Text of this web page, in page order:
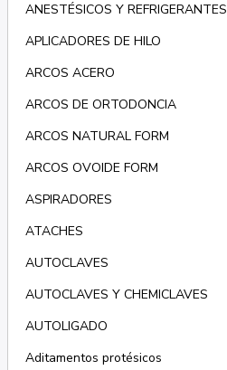
ANESTÉSICOS Y REFRIGERANTES
APLICADORES DE HILO
ARCOS ACERO
ARCOS DE ORTODONCIA
ARCOS NATURAL FORM
ARCOS OVOIDE FORM
ASPIRADORES
ATACHES
AUTOCLAVES
AUTOCLAVES Y CHEMICLAVES
AUTOLIGADO
Aditamentos protésicos